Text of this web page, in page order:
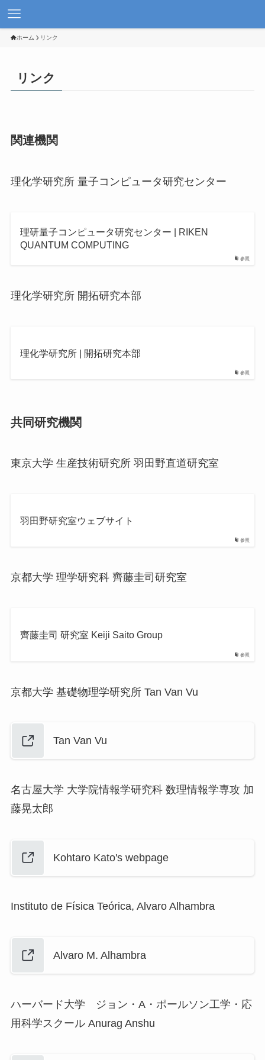
ホーム リンク
リンク
関連機関
理化学研究所 量子コンピュータ研究センター
参照
理研量子コンピュータ研究センター | RIKEN
QUANTUM COMPUTING
理化学研究所 開拓研究本部
参照
理化学研究所 | 開拓研究本部
共同研究機関
東京大学 生産技術研究所 羽田野直道研究室
参照
羽田野研究室ウェブサイト
京都大学 理学研究科 齊藤圭司研究室
参照
齊藤圭司 研究室 Keiji Saito Group
京都大学 基礎物理学研究所 Tan Van Vu
Tan Van Vu
名古屋大学 大学院情報学研究科 数理情報学専攻 加
藤晃太郎
Kohtaro Kato's webpage
Instituto de Física Teórica, Alvaro Alhambra
Alvaro M. Alhambra
ハーバード大学 ジョン・A・ポールソン工学・応
用科学スクール Anurag Anshu